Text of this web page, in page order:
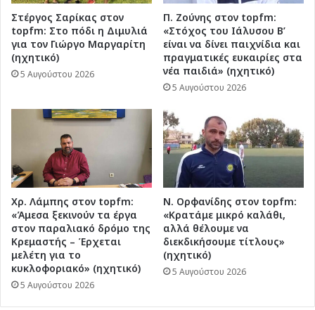
για
τον
ΦΠΑ»
Στέργος Σαρίκας στον
topfm: Στο πόδι η Διμυλιά
για τον Γιώργο Μαργαρίτη
(ηχητικό)
5 Αυγούστου 2026
Π. Ζούνης στον topfm:
«Στόχος του Ιάλυσου Β’
είναι να δίνει παιχνίδια και
πραγματικές ευκαιρίες στα
νέα παιδιά» (ηχητικό)
5 Αυγούστου 2026
Χρ. Λάμπης στον topfm:
«Άμεσα ξεκινούν τα έργα
στον παραλιακό δρόμο της
Κρεμαστής – Έρχεται
μελέτη για το
κυκλοφοριακό» (ηχητικό)
5 Αυγούστου 2026
Ν. Ορφανίδης στον topfm:
«Κρατάμε μικρό καλάθι,
αλλά θέλουμε να
διεκδικήσουμε τίτλους»
(ηχητικό)
5 Αυγούστου 2026